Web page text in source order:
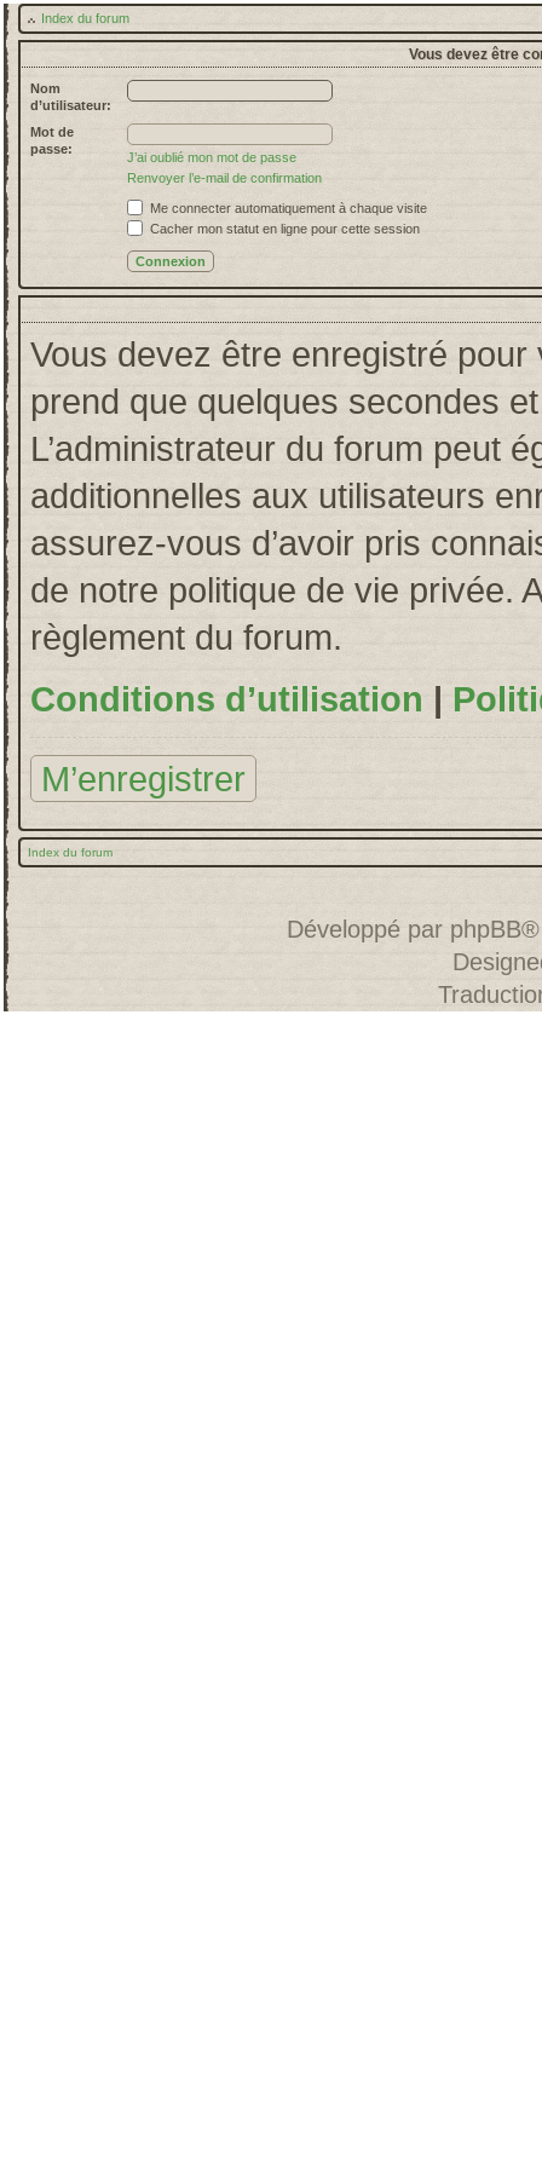
Index du forum
Vous devez être
Nom
d’utilisateur:
Mot de
passe:
J’ai oublié mon mot de passe
Renvoyer l’e-mail de confirmation
Me connecter automatiquement à chaque visite
Cacher mon statut en ligne pour cette session
Vous devez être enregistré pour
prend que quelques secondes
L’administrateur du forum peut
additionnelles aux utilisateurs
assurez-vous d’avoir pris
de notre politique de vie privée.
règlement du forum.
Conditions d’utilisation |
M’enregistrer
Index du forum
Développé par phpBB®